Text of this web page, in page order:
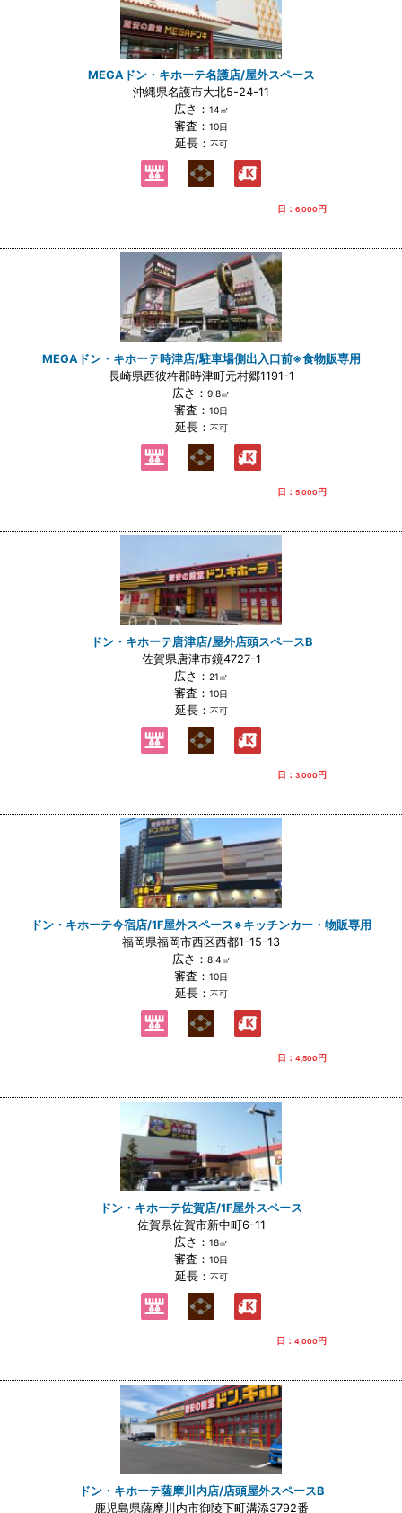
MEGAドン・キホーテ名護店/屋外スペース
沖縄県名護市大北5-24-11
広さ： 14㎡
審査： 10日
延長： 不可
日： 6,000円
MEGAドン・キホーテ時津店/駐車場側出入口前※食物販専用
長崎県西彼杵郡時津町元村郷1191-1
広さ： 9.8㎡
審査： 10日
延長： 不可
日： 5,000円
ドン・キホーテ唐津店/屋外店頭スペースB
佐賀県唐津市鏡4727-1
広さ： 21㎡
審査： 10日
延長： 不可
日： 3,000円
ドン・キホーテ今宿店/1F屋外スペース※キッチンカー・物販専用
福岡県福岡市西区西都1-15-13
広さ： 8.4㎡
審査： 10日
延長： 不可
日： 4,500円
ドン・キホーテ佐賀店/1F屋外スペース
佐賀県佐賀市新中町6-11
広さ： 18㎡
審査： 10日
延長： 不可
日： 4,000 円
ドン・キホーテ薩摩川内店/店頭屋外スペースB
鹿児島県薩摩川内市御陵下町溝添3792番